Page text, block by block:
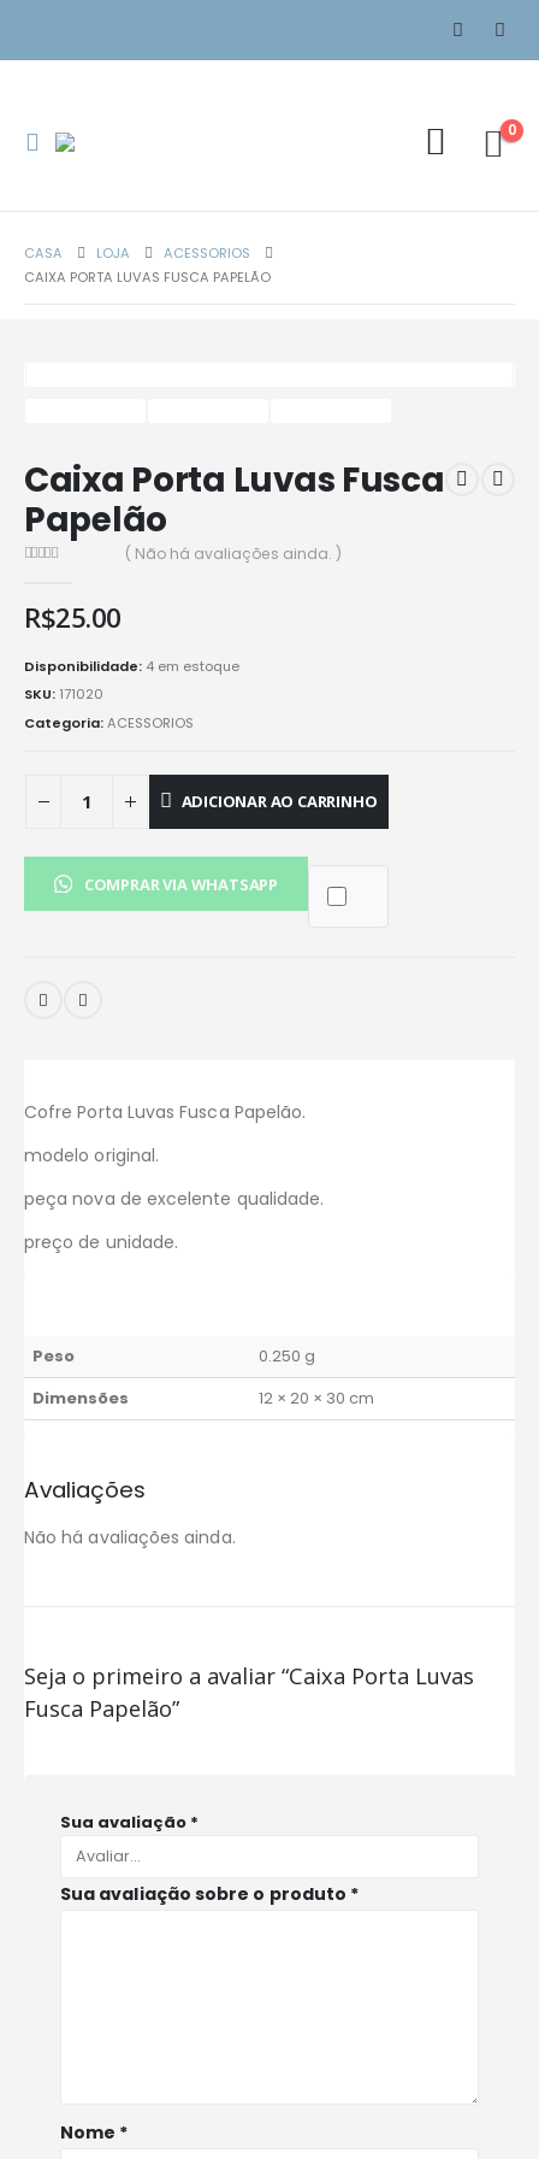
0
CASA LOJA
ACESSORIOS
CAIXA PORTA LUVAS FUSCA PAPELÃO
Caixa Porta Luvas Fusca
Papelão
( Não há avaliações ainda. )
R$25.00
Disponibilidade: 4 em estoque
SKU: 171020
Categoria:ACESSORIOS
ADICIONAR AO CARRINHO
COMPRAR VIA WHATSAPP
Cofre Porta Luvas Fusca Papelão.
modelo original.
peça nova de excelente qualidade.
preço de unidade.
Peso
0.250 g
Dimensões
12 × 20 × 30 cm
Avaliações
Não há avaliações ainda.
Seja o primeiro a avaliar “Caixa Porta Luvas
Fusca Papelão”
Sua avaliação *
Sua avaliação sobre o produto *
Nome *